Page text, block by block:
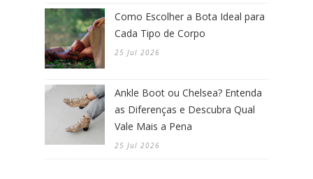
Como Escolher a Bota Ideal para
Cada Tipo de Corpo
25 Jul 2026
Ankle Boot ou Chelsea? Entenda
as Diferenças e Descubra Qual
Vale Mais a Pena
25 Jul 2026